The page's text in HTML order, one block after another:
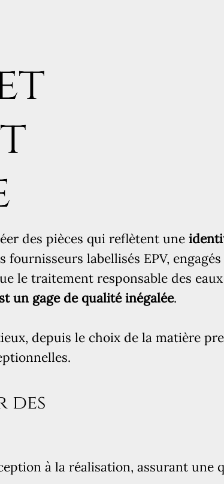
des pièces qui reflètent une
fournisseurs labellisés EPV,
le traitement responsable des
un gage de qualité inégalée.
depuis le choix de la matière
des
à la réalisation, assurant une